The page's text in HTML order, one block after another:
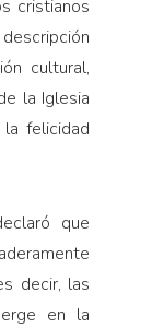
cristianos
cultural,
la Iglesia
felicidad
que
decir, las
en la